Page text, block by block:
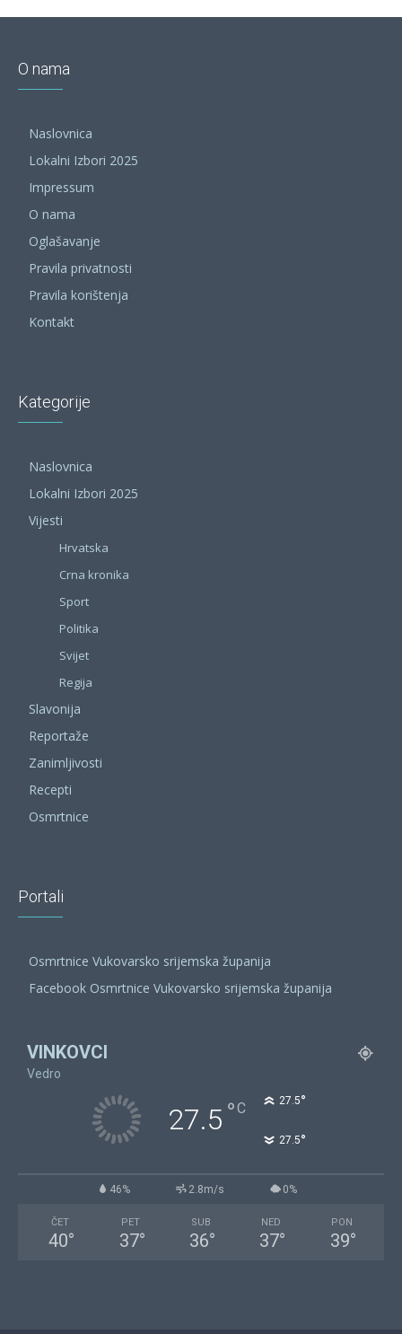
O nama
Naslovnica
Lokalni Izbori 2025
Impressum
O nama
Oglašavanje
Pravila privatnosti
Pravila korištenja
Kontakt
Kategorije
Naslovnica
Lokalni Izbori 2025
Vijesti
Hrvatska
Crna kronika
Sport
Politika
Svijet
Regija
Slavonija
Reportaže
Zanimljivosti
Recepti
Osmrtnice
Portali
Osmrtnice Vukovarsko srijemska županija
Facebook Osmrtnice Vukovarsko srijemska županija
VINKOVCI
Vedro
27.5 °C 27.5°
27.5°
46% 2.8m/s 0%
ČET
40°
PET
37°
SUB
36°
NED
37°
PON
39°